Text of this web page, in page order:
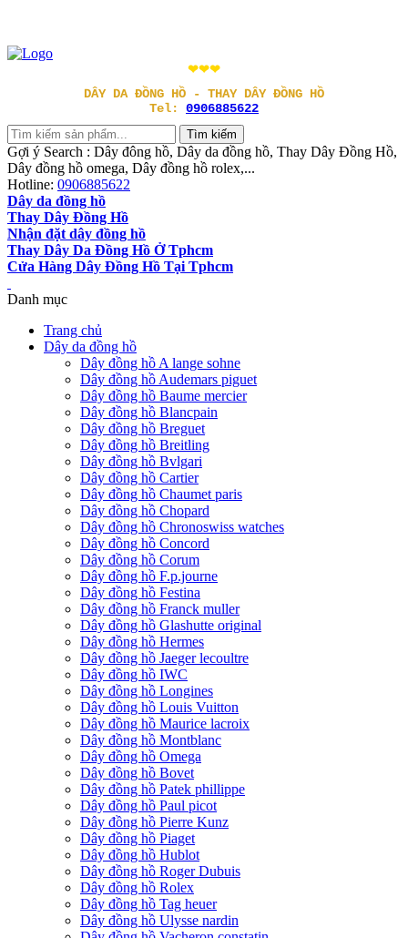
❤❤❤
DÂY DA ĐỒNG HỒ - THAY DÂY ĐỒNG HỒ
Tel: 0906885622
Gợi ý Search : Dây đông hồ, Dây da đồng hồ, Thay Dây Đồng Hồ,
Dây đồng hồ omega, Dây đồng hồ rolex,...
Hotline: 0906885622
Dây da đồng hồ
Thay Dây Đồng Hồ
Nhận đặt dây đồng hồ
Thay Dây Da Đồng Hồ Ở Tphcm
Cửa Hàng Dây Đồng Hồ Tại Tphcm
Danh mục
Trang chủ
Dây da đồng hồ
Dây đồng hồ A lange sohne
Dây đồng hồ Audemars piguet
Dây đồng hồ Baume mercier
Dây đồng hồ Blancpain
Dây đồng hồ Breguet
Dây đồng hồ Breitling
Dây đồng hồ Bvlgari
Dây đồng hồ Cartier
Dây đồng hồ Chaumet paris
Dây đồng hồ Chopard
Dây đồng hồ Chronoswiss watches
Dây đồng hồ Concord
Dây đồng hồ Corum
Dây đồng hồ F.p.journe
Dây đồng hồ Festina
Dây đồng hồ Franck muller
Dây đồng hồ Glashutte original
Dây đồng hồ Hermes
Dây đồng hồ Jaeger lecoultre
Dây đồng hồ IWC
Dây đồng hồ Longines
Dây đồng hồ Louis Vuitton
Dây đồng hồ Maurice lacroix
Dây đồng hồ Montblanc
Dây đồng hồ Omega
Dây đồng hồ Bovet
Dây đồng hồ Patek phillippe
Dây đồng hồ Paul picot
Dây đồng hồ Pierre Kunz
Dây đồng hồ Piaget
Dây đồng hồ Hublot
Dây đồng hồ Roger Dubuis
Dây đồng hồ Rolex
Dây đồng hồ Tag heuer
Dây đồng hồ Ulysse nardin